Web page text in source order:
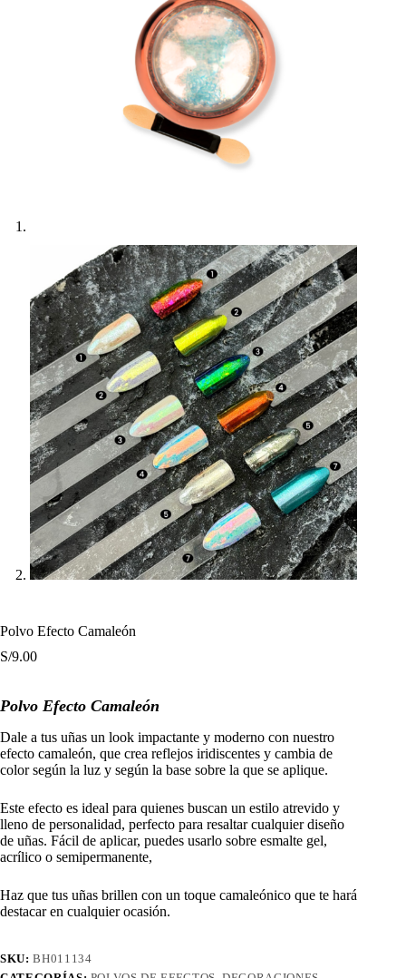
Polvo Efecto Camaleón
S/9.00
Polvo Efecto Camaleón
Dale a tus uñas un look impactante y moderno con nuestro
efecto camaleón, que crea reflejos iridiscentes y cambia de
color según la luz y según la base sobre la que se aplique.
Este efecto es ideal para quienes buscan un estilo atrevido y
lleno de personalidad, perfecto para resaltar cualquier diseño
de uñas. Fácil de aplicar, puedes usarlo sobre esmalte gel,
acrílico o semipermanente,
Haz que tus uñas brillen con un toque camaleónico que te hará
destacar en cualquier ocasión.
SKU:BH011134